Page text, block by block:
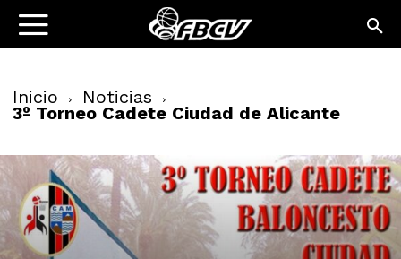
Inicio Noticias
3º Torneo Cadete Ciudad de Alicante